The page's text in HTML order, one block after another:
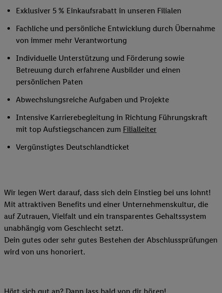
Exklusiver 5 % Einkaufsrabatt in unseren Filialen
Fachliche und persönliche Entwicklung durch Übernahme
von immer mehr Verantwortung
Individuelle Unterstützung und Förderung sowie
Betreuung durch erfahrene Ausbilder und einen
persönlichen Paten
Abwechslungsreiche Aufgaben und Projekte
Intensive Karrierebegleitung in Richtung Führungskraft
mit top Aufstiegschancen zum Filialleiter
Vergünstigtes Deutschlandticket
Wir legen Wert darauf, dass sich dein Einstieg bei uns lohnt!
Mit attraktiven Benefits und einer Unternehmenskultur, die
auf Zutrauen, Vielfalt und ein transparentes Gehaltssystem
unabhängig vom Geschlecht setzt.
Dein gutes oder sehr gutes Bestehen der Abschlussprüfungen
wird von uns honoriert.
Hört sich gut an? Dann lass bald von dir hören!